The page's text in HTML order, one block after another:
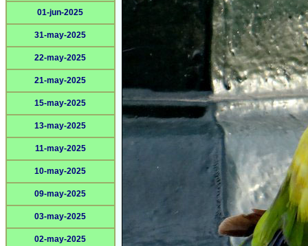
01-jun-2025
31-may-2025
22-may-2025
21-may-2025
15-may-2025
13-may-2025
11-may-2025
10-may-2025
09-may-2025
03-may-2025
02-may-2025